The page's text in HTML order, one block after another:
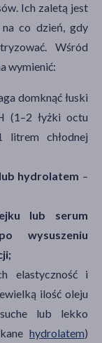
Ich zaletą jest
co dzień, gdy
Wśród
wymienić:
domknąć łuski
(1–2 łyżki octu
litrem chłodnej
hydrolatem –
lub serum
wysuszeniu
elastyczność i
ilość oleju
lub lekko
hydrolatem)